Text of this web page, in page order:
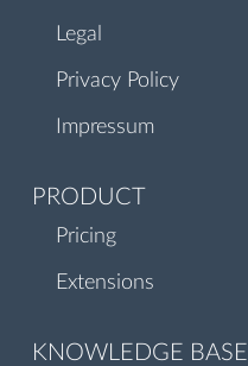
Legal
Privacy Policy
Impressum
PRODUCT
Pricing
Extensions
KNOWLEDGE BASE